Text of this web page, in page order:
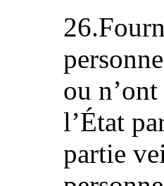
ou
l’État
partie